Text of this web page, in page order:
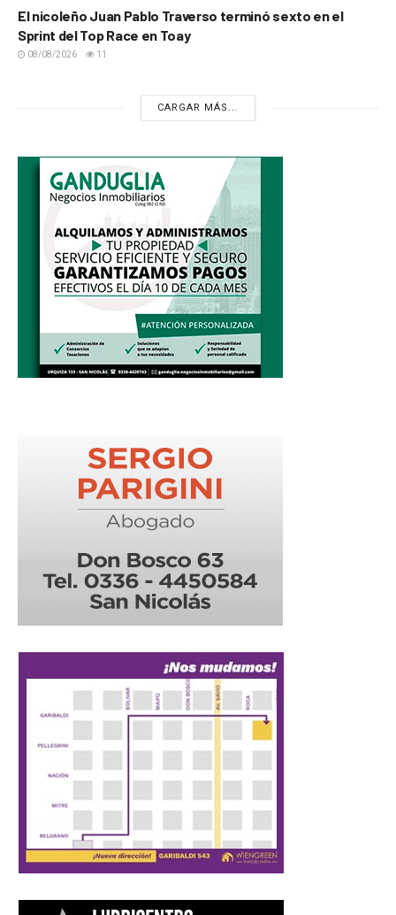
El nicoleño Juan Pablo Traverso terminó sexto en el
Sprint del Top Race en Toay
08/08/2026 11
CARGAR MÁS...